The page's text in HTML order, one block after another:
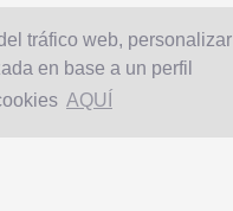
tráfico web, personalizar
en base a un perfil
AQUÍ